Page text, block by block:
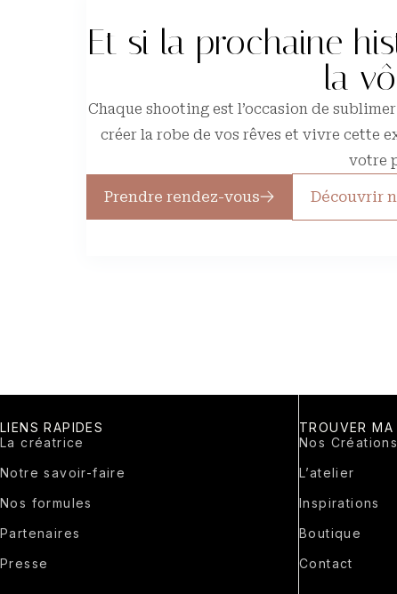
Et si la prochaine
la
Chaque shooting est l’occasion de
créer la robe de vos rêves et vivre cette
votre
Prendre rendez-vous Découvrir
LIENS RAPIDES
La créatrice
Notre savoir-faire
Nos formules
Partenaires
Presse
TROUVER MA
Nos Créations
L’atelier
Inspirations
Boutique
Contact